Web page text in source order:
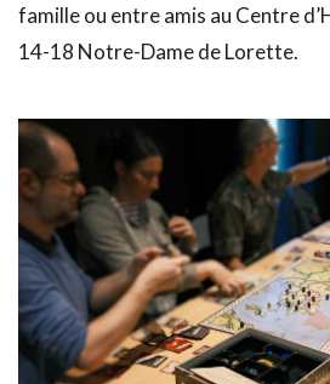
famille ou entre amis au Centre
14-18 Notre-Dame de Lorette.